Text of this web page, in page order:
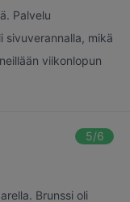
Palvelu
sivuverannalla, mikä
viikonlopun
5/6
Brunssi oli